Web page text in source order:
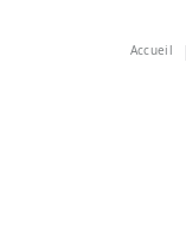
Accueil